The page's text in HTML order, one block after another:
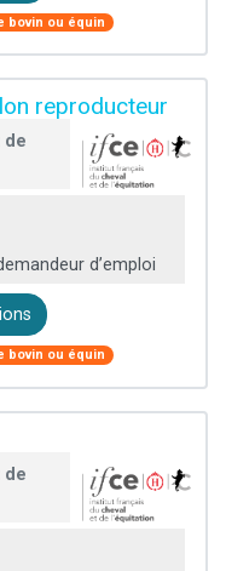
bovin ou équin
reproducteur
de
d’emploi
bovin ou équin
de